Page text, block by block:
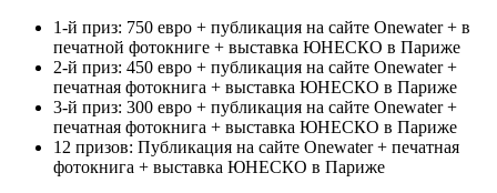
1-й приз: 750 евро + публикация на сайте Onewater + в
печатной фотокниге + выставка ЮНЕСКО в Париже
2-й приз: 450 евро + публикация на сайте Onewater +
печатная фотокнига + выставка ЮНЕСКО в Париже
3-й приз: 300 евро + публикация на сайте Onewater +
печатная фотокнига + выставка ЮНЕСКО в Париже
12 призов: Публикация на сайте Onewater + печатная
фотокнига + выставка ЮНЕСКО в Париже